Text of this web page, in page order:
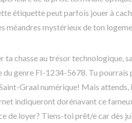
étiquette peut parfois jouer à
méandres mystérieux de ton
ta chasse au trésor technologique,
du genre FI-1234-5678. Tu
Graal numérique! Mais
indiqueront dorénavant ce
de loyer? Tiens-toi prêt/e car dès